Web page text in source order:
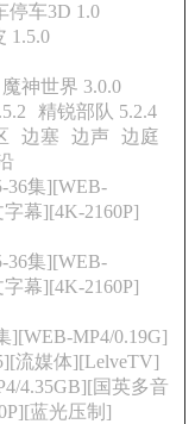
停车3D 1.0
1.5.0
魔神世界 3.0.0
精锐部队 5.2.4
边塞 边声
边庭
36集][WEB-
幕][4K-2160P]
36集][WEB-
幕][4K-2160P]
][WEB-MP4/0.19G]
流媒体][LelveTV]
4.35GB][国英多音
蓝光压制]